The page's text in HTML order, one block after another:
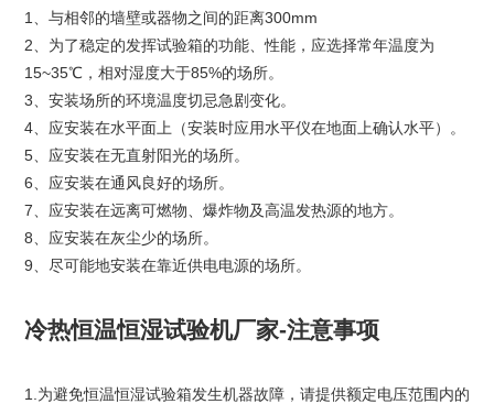
1、与相邻的墙壁或器物之间的距离300mm
2、为了稳定的发挥试验箱的功能、性能，应选择常年温度为
15~35℃，相对湿度大于85%的场所。
3、安装场所的环境温度切忌急剧变化。
4、应安装在水平面上（安装时应用水平仪在地面上确认水平）。
5、应安装在无直射阳光的场所。
6、应安装在通风良好的场所。
7、应安装在远离可燃物、爆炸物及高温发热源的地方。
8、应安装在灰尘少的场所。
9、尽可能地安装在靠近供电电源的场所。
冷热恒温恒湿试验机厂家-注意事项
1.为避免恒温恒湿试验箱发生机器故障，请提供额定电压范围内的